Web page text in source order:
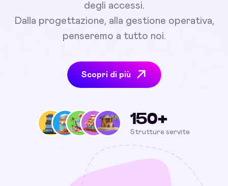
degli accessi.
Dalla progettazione, alla gestione operativa,
penseremo a tutto noi.
Scopri di più
150+
Strutture servite